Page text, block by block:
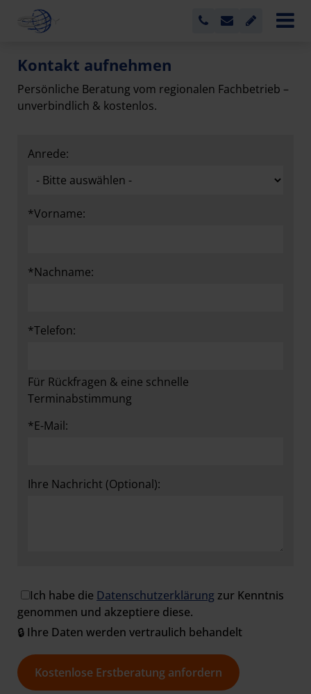
Kontakt aufnehmen
Persönliche Beratung vom regionalen Fachbetrieb –
unverbindlich & kostenlos.
not
field
Anrede:
*Vorname:
*Nachname:
*Telefon:
Für Rückfragen & eine schnelle
Terminabstimmung
*E-Mail:
Ihre Nachricht (Optional):
*Datenschutz:
Ich habe die Datenschutzerklärungzur Kenntnis
genommen und akzeptiere diese.
🔒 Ihre Daten werden vertraulich behandelt
Kostenlose Erstberatung anfordern